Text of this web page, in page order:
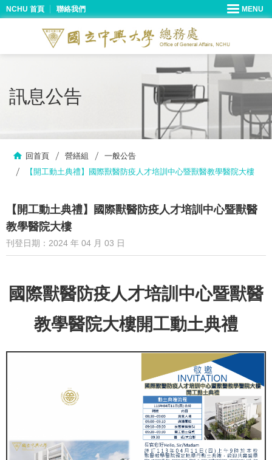
NCHU 首頁 聯絡我們
訊息公告
回首頁 營繕組
一般公告
【開工動土典禮】國際獸醫防疫人才培訓中心暨獸醫教學醫院大樓
【開工動土典禮】國際獸醫防疫人才培訓中心暨獸醫
教學醫院大樓
刊登日期：2024 年 04 月 03 日
國際獸醫防疫人才培訓中心暨獸醫
教學醫院大樓開工動土典禮